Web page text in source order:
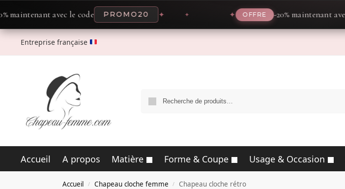
avec le code PROMO20 ✦ OFFRE -20% maintenant avec le code
Entreprise française
Accueil A propos Matière Forme & Coupe Usage & Occasion
Accueil / Chapeau cloche femme / Chapeau cloche rétro